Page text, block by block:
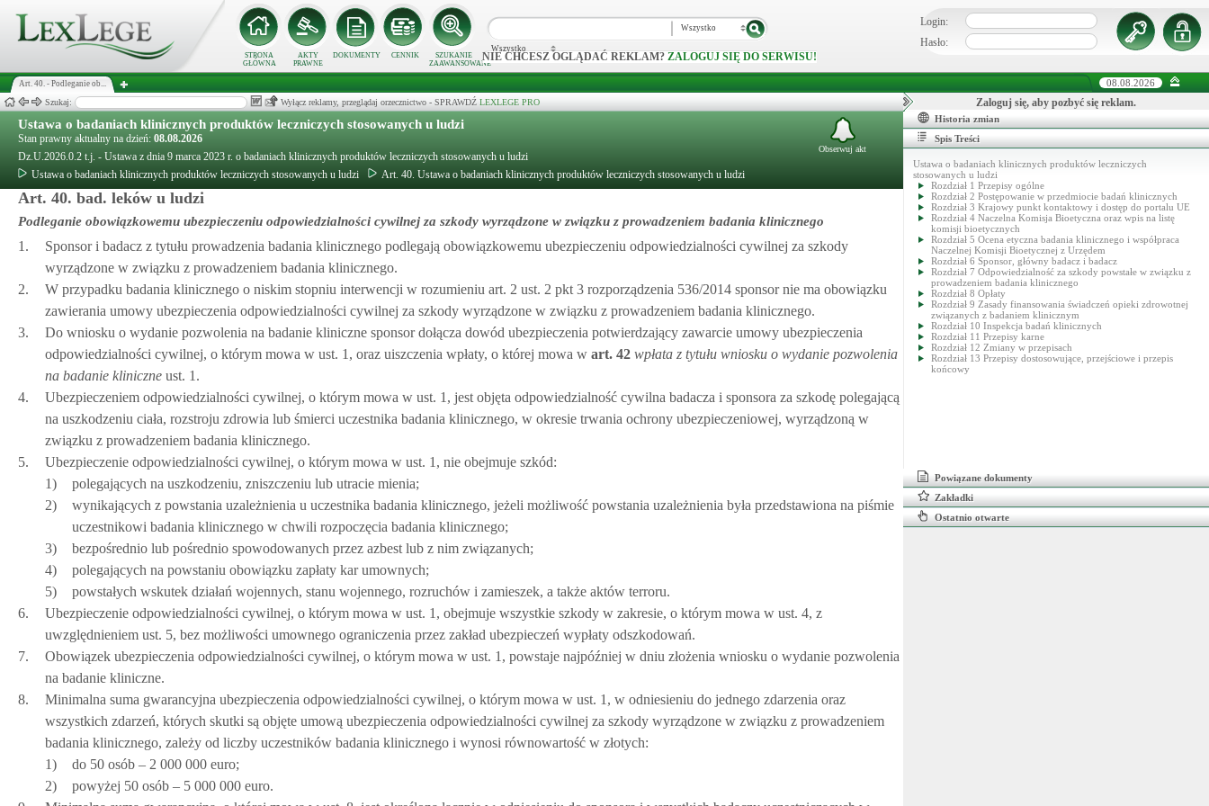
STRONA
GŁÓWNA
AKTY
PRAWNE
DOKUMENTY CENNIK
SZUKANIE
ZAAWANSOWANE
Wszystko
Wszystko
NIE CHCESZ OGLĄDAĆ REKLAM? ZALOGUJ SIĘ DO SERWISU!
Login:
Hasło:
Art. 40. - Podleganie ob... 08.08.2026
Szukaj: Wyłącz reklamy, przeglądaj orzecznictwo - SPRAWDŹ LEXLEGE PRO
Ustawa o badaniach klinicznych produktów leczniczych stosowanych u ludzi
Stan prawny aktualny na dzień: 08.08.2026
Dz.U.2026.0.2 t.j. - Ustawa z dnia 9 marca 2023 r. o badaniach klinicznych produktów leczniczych stosowanych u ludzi
Ustawa o badaniach klinicznych produktów leczniczych stosowanych u ludzi
Art. 40. Ustawa o badaniach klinicznych produktów leczniczych stosowanych u ludzi
Obserwuj akt
Art. 40. bad. leków u ludzi
Podleganie obowiązkowemu ubezpieczeniu odpowiedzialności cywilnej za szkody wyrządzone w związku z prowadzeniem badania klinicznego
1.
Sponsor i badacz z tytułu prowadzenia badania klinicznego podlegają obowiązkowemu ubezpieczeniu odpowiedzialności cywilnej za szkody
wyrządzone w związku z prowadzeniem badania klinicznego.
2.
W przypadku badania klinicznego o niskim stopniu interwencji w rozumieniu art. 2 ust. 2 pkt 3 rozporządzenia 536/2014 sponsor nie ma obowiązku
zawierania umowy ubezpieczenia odpowiedzialności cywilnej za szkody wyrządzone w związku z prowadzeniem badania klinicznego.
3.
Do wniosku o wydanie pozwolenia na badanie kliniczne sponsor dołącza dowód ubezpieczenia potwierdzający zawarcie umowy ubezpieczenia
odpowiedzialności cywilnej, o którym mowa w ust. 1, oraz uiszczenia wpłaty, o której mowa w art. 42 wpłata z tytułu wniosku o wydanie pozwolenia
na badanie kliniczne ust. 1.
4.
Ubezpieczeniem odpowiedzialności cywilnej, o którym mowa w ust. 1, jest objęta odpowiedzialność cywilna badacza i sponsora za szkodę polegającą
na uszkodzeniu ciała, rozstroju zdrowia lub śmierci uczestnika badania klinicznego, w okresie trwania ochrony ubezpieczeniowej, wyrządzoną w
związku z prowadzeniem badania klinicznego.
5.
Ubezpieczenie odpowiedzialności cywilnej, o którym mowa w ust. 1, nie obejmuje szkód:
1)
polegających na uszkodzeniu, zniszczeniu lub utracie mienia;
2)
wynikających z powstania uzależnienia u uczestnika badania klinicznego, jeżeli możliwość powstania uzależnienia była przedstawiona na piśmie
uczestnikowi badania klinicznego w chwili rozpoczęcia badania klinicznego;
3)
bezpośrednio lub pośrednio spowodowanych przez azbest lub z nim związanych;
4)
polegających na powstaniu obowiązku zapłaty kar umownych;
5)
powstałych wskutek działań wojennych, stanu wojennego, rozruchów i zamieszek, a także aktów terroru.
6.
Ubezpieczenie odpowiedzialności cywilnej, o którym mowa w ust. 1, obejmuje wszystkie szkody w zakresie, o którym mowa w ust. 4, z
uwzględnieniem ust. 5, bez możliwości umownego ograniczenia przez zakład ubezpieczeń wypłaty odszkodowań.
7.
Obowiązek ubezpieczenia odpowiedzialności cywilnej, o którym mowa w ust. 1, powstaje najpóźniej w dniu złożenia wniosku o wydanie pozwolenia
na badanie kliniczne.
8.
Minimalna suma gwarancyjna ubezpieczenia odpowiedzialności cywilnej, o którym mowa w ust. 1, w odniesieniu do jednego zdarzenia oraz
wszystkich zdarzeń, których skutki są objęte umową ubezpieczenia odpowiedzialności cywilnej za szkody wyrządzone w związku z prowadzeniem
badania klinicznego, zależy od liczby uczestników badania klinicznego i wynosi równowartość w złotych:
1)
do 50 osób – 2 000 000 euro;
2)
powyżej 50 osób – 5 000 000 euro.
Zaloguj się, aby pozbyć się reklam.
Historia zmian
Spis Treści
Ustawa o badaniach klinicznych produktów leczniczych
stosowanych u ludzi
Rozdział 1 Przepisy ogólne
Rozdział 2 Postępowanie w przedmiocie badań klinicznych
Rozdział 3 Krajowy punkt kontaktowy i dostęp do portalu UE
Rozdział 4 Naczelna Komisja Bioetyczna oraz wpis na listę
komisji bioetycznych
Rozdział 5 Ocena etyczna badania klinicznego i współpraca
Naczelnej Komisji Bioetycznej z Urzędem
Rozdział 6 Sponsor, główny badacz i badacz
Rozdział 7 Odpowiedzialność za szkody powstałe w związku z
prowadzeniem badania klinicznego
Rozdział 8 Opłaty
Rozdział 9 Zasady finansowania świadczeń opieki zdrowotnej
związanych z badaniem klinicznym
Rozdział 10 Inspekcja badań klinicznych
Rozdział 11 Przepisy karne
Rozdział 12 Zmiany w przepisach
Rozdział 13 Przepisy dostosowujące, przejściowe i przepis
końcowy
Powiązane dokumenty
Zakładki
Ostatnio otwarte